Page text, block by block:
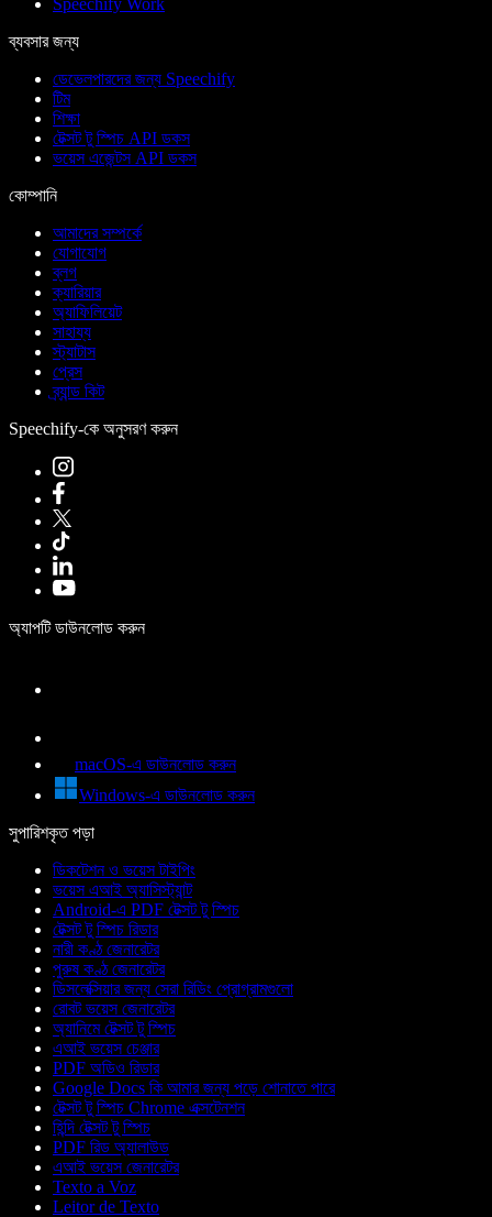
ব্যবসার জন্য
ডেভেলপারদের জন্য Speechify
টিম
শিক্ষা
টেক্সট টু স্পিচ API ডকস
ভয়েস এজেন্টস API ডকস
কোম্পানি
আমাদের সম্পর্কে
যোগাযোগ
ব্লগ
ক্যারিয়ার
অ্যাফিলিয়েট
সাহায্য
স্ট্যাটাস
প্রেস
ব্র্যান্ড কিট
Speechify-কে অনুসরণ করুন
অ্যাপটি ডাউনলোড করুন
macOS-এ ডাউনলোড করুন
Windows-এ ডাউনলোড করুন
সুপারিশকৃত পড়া
ডিকটেশন ও ভয়েস টাইপিং
ভয়েস এআই অ্যাসিস্ট্যান্ট
Android-এ PDF টেক্সট টু স্পিচ
টেক্সট টু স্পিচ রিডার
নারী কণ্ঠ জেনারেটর
পুরুষ কণ্ঠ জেনারেটর
ডিসলেক্সিয়ার জন্য সেরা রিডিং প্রোগ্রামগুলো
রোবট ভয়েস জেনারেটর
অ্যানিমে টেক্সট টু স্পিচ
এআই ভয়েস চেঞ্জার
PDF অডিও রিডার
Google Docs কি আমার জন্য পড়ে শোনাতে পারে
টেক্সট টু স্পিচ Chrome এক্সটেনশন
হিন্দি টেক্সট টু স্পিচ
PDF রিড অ্যালাউড
এআই ভয়েস জেনারেটর
Texto a Voz
Leitor de Texto